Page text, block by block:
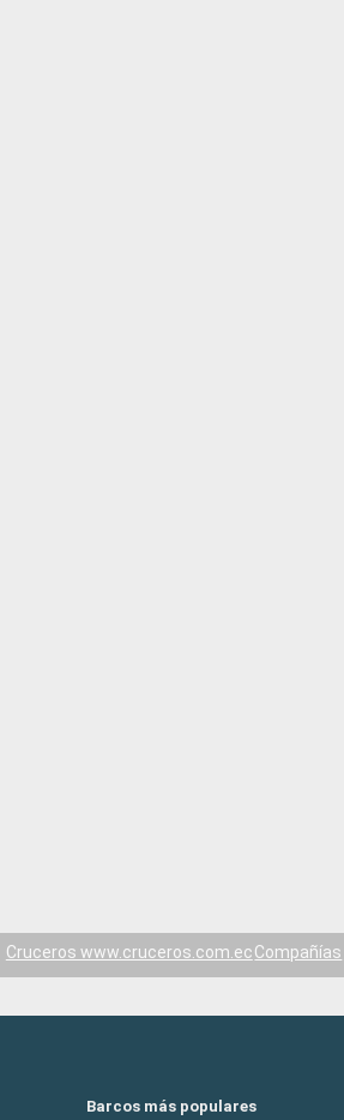
Cruceros www.cruceros.com.ecCompañías
Barcos más populares